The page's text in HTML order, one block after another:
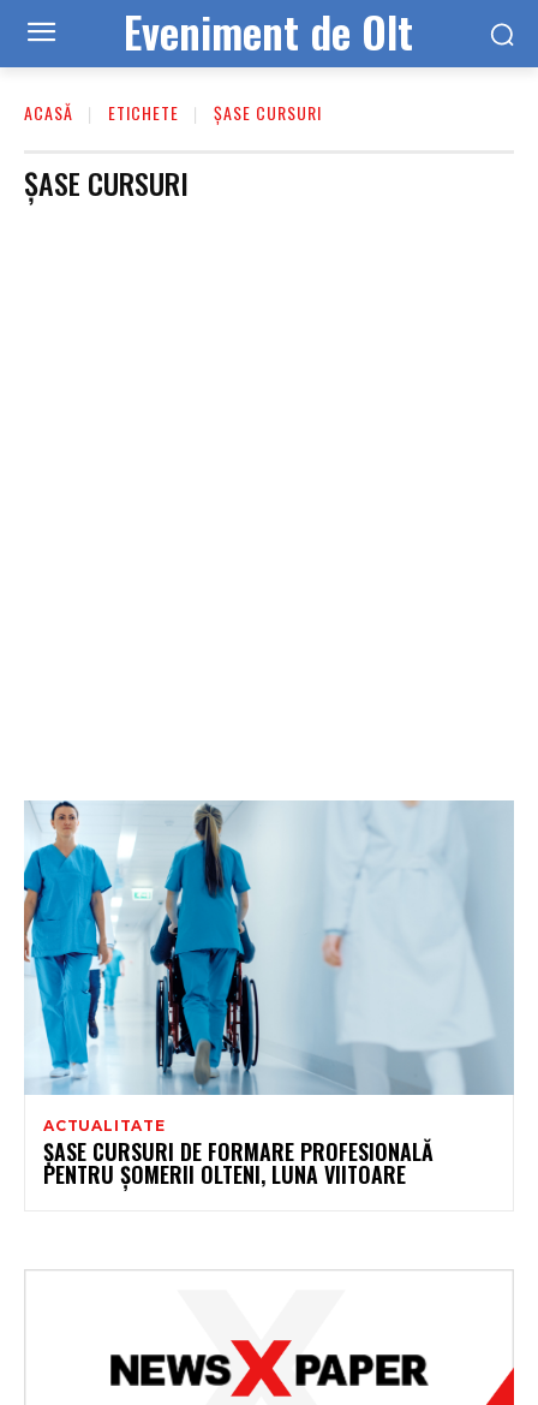
Eveniment de Olt
ACASĂ ETICHETE ȘASE CURSURI
ȘASE CURSURI
ACTUALITATE
ȘASE CURSURI DE FORMARE PROFESIONALĂ
PENTRU ȘOMERII OLTENI, LUNA VIITOARE